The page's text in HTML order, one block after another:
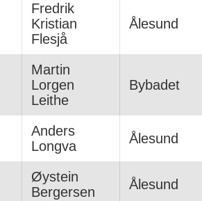
Fredrik
Kristian
Flesjå
Ålesund
Martin
Lorgen
Leithe
Bybadet
Anders
Longva
Ålesund
Øystein
Bergersen
Ålesund